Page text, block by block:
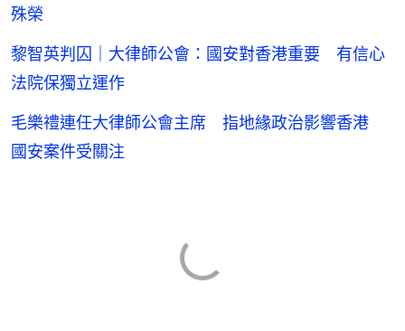
殊榮
黎智英判囚｜大律師公會：國安對香港重要 有信心
法院保獨立運作
毛樂禮連任大律師公會主席 指地緣政治影響香港
國安案件受關注